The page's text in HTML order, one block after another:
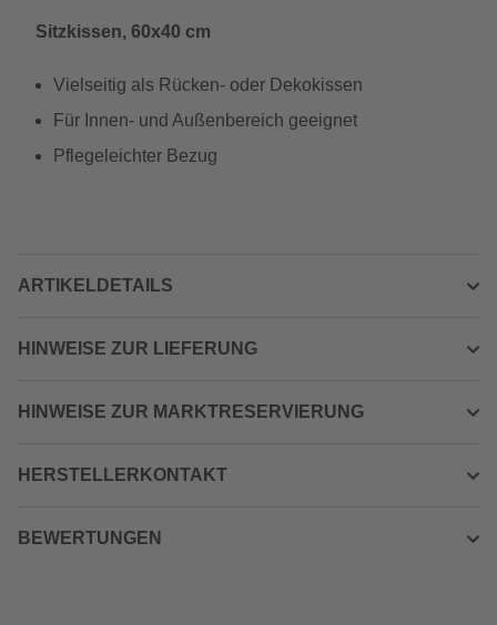
Sitzkissen, 60x40 cm
Vielseitig als Rücken- oder Dekokissen
Für Innen- und Außenbereich geeignet
Pflegeleichter Bezug
ARTIKELDETAILS
HINWEISE ZUR LIEFERUNG
HINWEISE ZUR MARKTRESERVIERUNG
HERSTELLERKONTAKT
BEWERTUNGEN